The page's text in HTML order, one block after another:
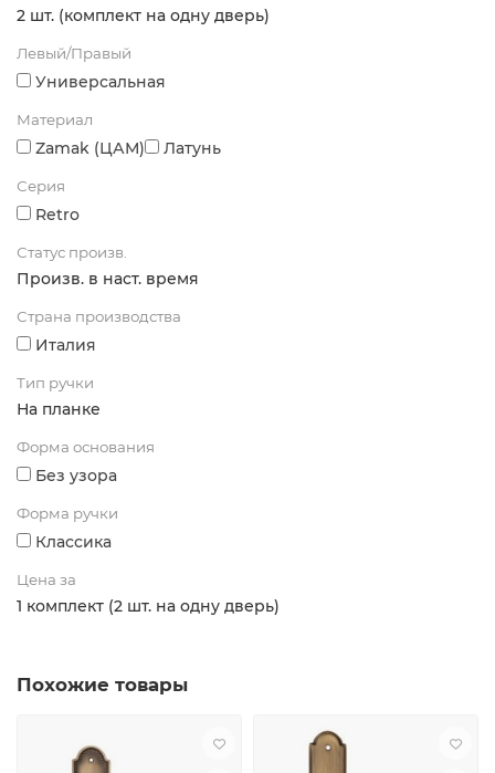
2 шт. (комплект на одну дверь)
Левый/Правый
Универсальная
Материал
Zamak (ЦАМ) Латунь
Серия
Retro
Статус произв.
Произв. в наст. время
Страна производства
Италия
Тип ручки
На планке
Форма основания
Без узора
Форма ручки
Классика
Цена за
1 комплект (2 шт. на одну дверь)
Похожие товары